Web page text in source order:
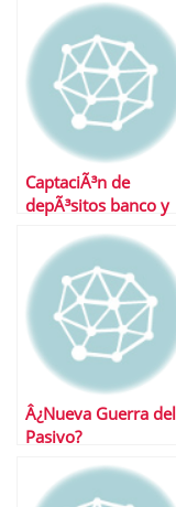
CaptaciÃ³n de
depÃ³sitos banco y
Â¿Nueva Guerra del
Pasivo?